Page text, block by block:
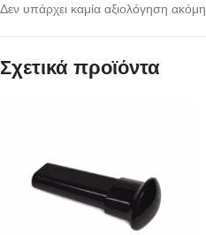
Δεν υπάρχει καμία αξιολόγηση ακόμη.
Σχετικά προϊόντα